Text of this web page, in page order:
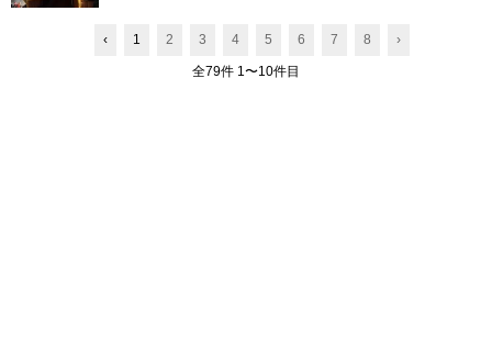
‹ 1 2 3 4 5 6 7 8 ›
全79件 1〜10件目